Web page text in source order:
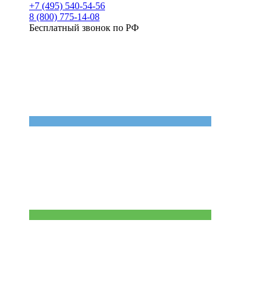
+7 (495) 540-54-56
8 (800) 775-14-08
Бесплатный звонок по РФ